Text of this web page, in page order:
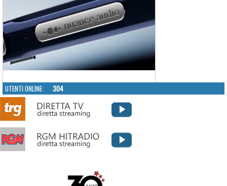
UTENTI ONLINE: 304